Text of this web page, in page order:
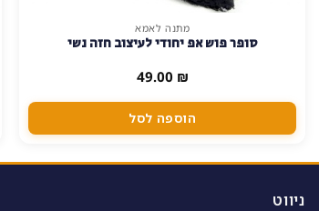
מתנה לאמא
סופר פוש אפ יחודי לעיצוב חזה נשי
49.00 ₪
הוספה לסל
ניווט